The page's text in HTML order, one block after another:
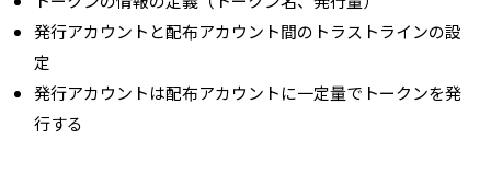
発行アカウントと配布アカウント間のトラストラインの設
定
発行アカウントは配布アカウントに一定量でトークンを発
行する